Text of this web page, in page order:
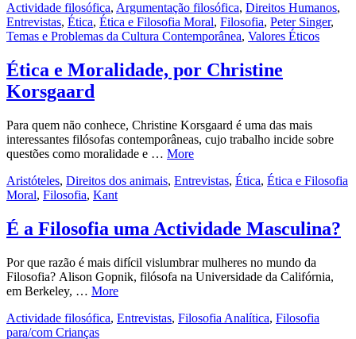
Actividade filosófica, Argumentação filosófica, Direitos Humanos,
Entrevistas, Ética, Ética e Filosofia Moral, Filosofia, Peter Singer,
Temas e Problemas da Cultura Contemporânea, Valores Éticos
Ética e Moralidade, por Christine
Korsgaard
Para quem não conhece, Christine Korsgaard é uma das mais
interessantes filósofas contemporâneas, cujo trabalho incide sobre
questões como moralidade e … More
Aristóteles, Direitos dos animais, Entrevistas, Ética, Ética e Filosofia
Moral, Filosofia, Kant
É a Filosofia uma Actividade Masculina?
Por que razão é mais difícil vislumbrar mulheres no mundo da
Filosofia? Alison Gopnik, filósofa na Universidade da Califórnia,
em Berkeley, … More
Actividade filosófica, Entrevistas, Filosofia Analítica, Filosofia
para/com Crianças